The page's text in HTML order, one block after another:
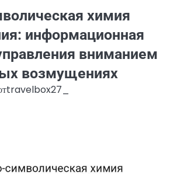
химия
информационная
вниманием
возмущениях
travelbox27_